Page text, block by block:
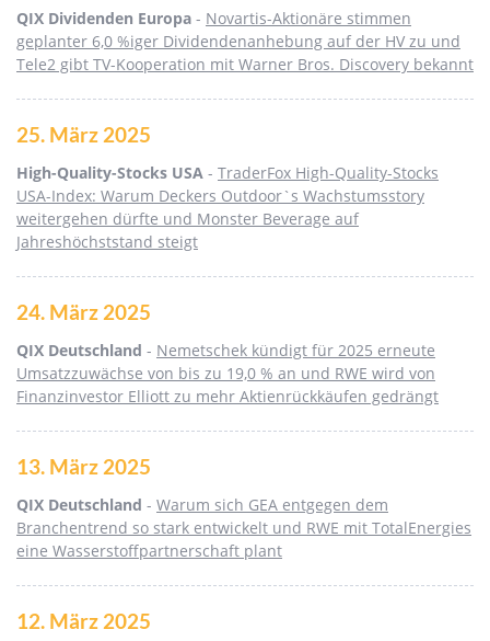
QIX Dividenden Europa - Novartis-Aktionäre stimmen
geplanter 6,0 %iger Dividendenanhebung auf der HV zu und
Tele2 gibt TV-Kooperation mit Warner Bros. Discovery bekannt
25. März 2025
High-Quality-Stocks USA - TraderFox High-Quality-Stocks
USA-Index: Warum Deckers Outdoor`s Wachstumsstory
weitergehen dürfte und Monster Beverage auf
Jahreshöchststand steigt
24. März 2025
QIX Deutschland - Nemetschek kündigt für 2025 erneute
Umsatzzuwächse von bis zu 19,0 % an und RWE wird von
Finanzinvestor Elliott zu mehr Aktienrückkäufen gedrängt
13. März 2025
QIX Deutschland - Warum sich GEA entgegen dem
Branchentrend so stark entwickelt und RWE mit TotalEnergies
eine Wasserstoffpartnerschaft plant
12. März 2025